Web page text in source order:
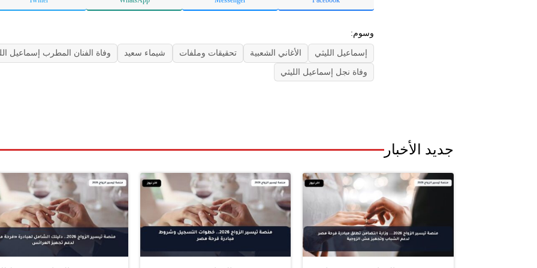
وسوم:
إسماعيل الليثي الأغاني الشعبية تحقيقات وملفات شيماء سعيد
وفاة الفنان المطرب إسماعيل
وفاة نجل إسماعيل الليثي
جديد الأخبار